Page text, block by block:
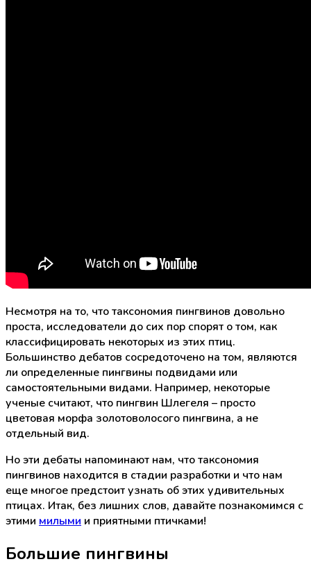
Несмотря на то, что таксономия пингвинов довольно
проста, исследователи до сих пор спорят о том, как
классифицировать некоторых из этих птиц.
Большинство дебатов сосредоточено на том, являются
ли определенные пингвины подвидами или
самостоятельными видами. Например, некоторые
ученые считают, что пингвин Шлегеля – просто
цветовая морфа золотоволосого пингвина, а не
отдельный вид.
Но эти дебаты напоминают нам, что таксономия
пингвинов находится в стадии разработки и что нам
еще многое предстоит узнать об этих удивительных
птицах. Итак, без лишних слов, давайте познакомимся с
этими милыми и приятными птичками!
Большие пингвины